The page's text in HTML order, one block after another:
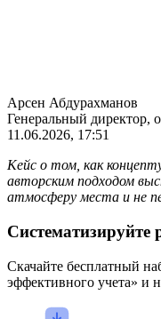
Арсен Абдурахманов
Генеральный
11.06.2026, 17:51
Кейс о том, как
авторским подходом
атмосферу места и не
Систематизируйте
Скачайте бесплатный
эффективного учета» и